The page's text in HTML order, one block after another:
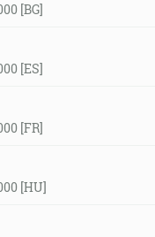
[BG]
[ES]
[FR]
[HU]